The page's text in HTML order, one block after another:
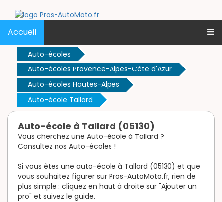
Accueil
Auto-écoles
Auto-écoles Provence-Alpes-Côte d'Azur
Auto-écoles Hautes-Alpes
Auto-école Tallard
Auto-école à Tallard (05130)
Vous cherchez une Auto-école à Tallard ?
Consultez nos Auto-écoles !
Si vous êtes une auto-école à Tallard (05130) et que
vous souhaitez figurer sur Pros-AutoMoto.fr, rien de
plus simple : cliquez en haut à droite sur "Ajouter un
pro" et suivez le guide.